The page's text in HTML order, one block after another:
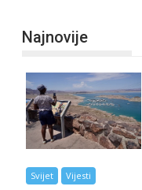
Najnovije
Svijet Vijesti